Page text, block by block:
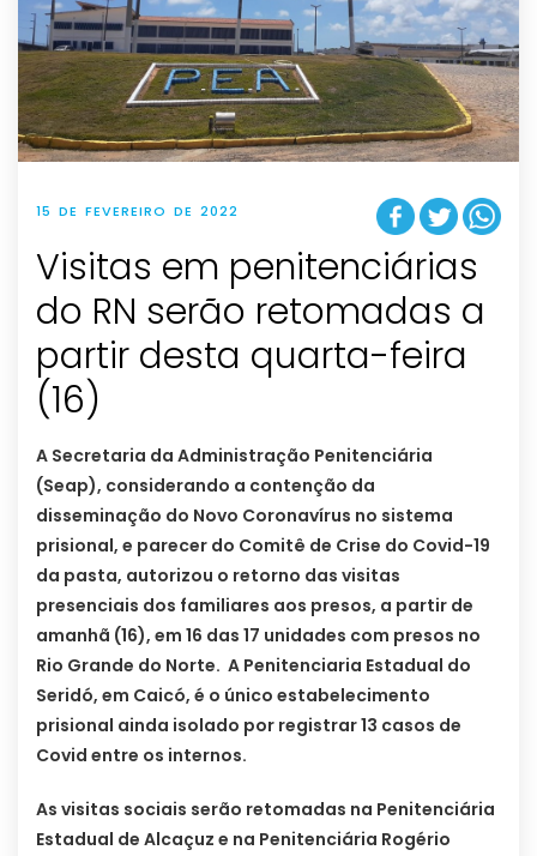
15 DE FEVEREIRO DE 2022
Visitas em penitenciárias
do RN serão retomadas a
partir desta quarta-feira
(16)
A Secretaria da Administração Penitenciária
(Seap), considerando a contenção da
disseminação do Novo Coronavírus no sistema
prisional, e parecer do Comitê de Crise do Covid-19
da pasta, autorizou o retorno das visitas
presenciais dos familiares aos presos, a partir de
amanhã (16), em 16 das 17 unidades com presos no
Rio Grande do Norte. A Penitenciaria Estadual do
Seridó, em Caicó, é o único estabelecimento
prisional ainda isolado por registrar 13 casos de
Covid entre os internos.
As visitas sociais serão retomadas na Penitenciária
Estadual de Alcaçuz e na Penitenciária Rogério